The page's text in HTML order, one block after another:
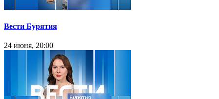
Вести Бурятия
24 июня, 20:00